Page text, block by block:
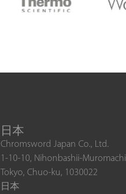
日本
Chromsword Japan Co., Ltd.
1-10-10, Nihonbashii-Muromachi
Tokyo, Chuo-ku, 1030022
日本